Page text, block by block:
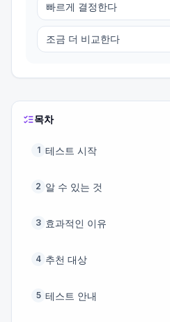
빠르게 결정한다
조금 더 비교한다
목차
1 테스트 시작
2 알 수 있는 것
3 효과적인 이유
4 추천 대상
5 테스트 안내